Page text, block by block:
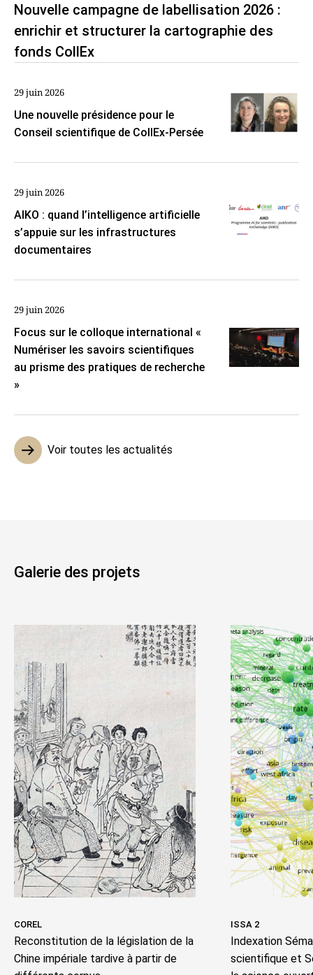
Voir toutes les actualités
Nouvelle campagne de labellisation 2026 :
enrichir et structurer la cartographie des
fonds CollEx
29 juin 2026
Une nouvelle présidence pour le
Conseil scientifique de CollEx-Persée
29 juin 2026
AIKO : quand l’intelligence artificielle
s’appuie sur les infrastructures
documentaires
29 juin 2026
Focus sur le colloque international «
Numériser les savoirs scientifiques
au prisme des pratiques de recherche
»
Galerie des projets
COREL
Reconstitution de la législation de la
Chine impériale tardive à partir de
ISSA 2
Indexation
scientifique et